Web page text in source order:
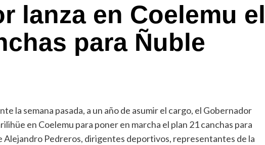
lanza en Coelemu el
para Ñuble
la semana pasada, a un año de asumir el cargo, el Gobernador
en Coelemu para poner en marcha el plan 21 canchas para
Alejandro Pedreros, dirigentes deportivos, representantes de la